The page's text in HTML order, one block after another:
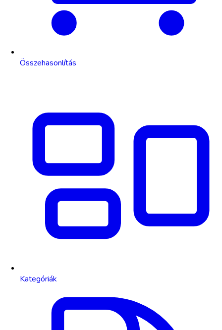
Összehasonlítás
Kategóriák